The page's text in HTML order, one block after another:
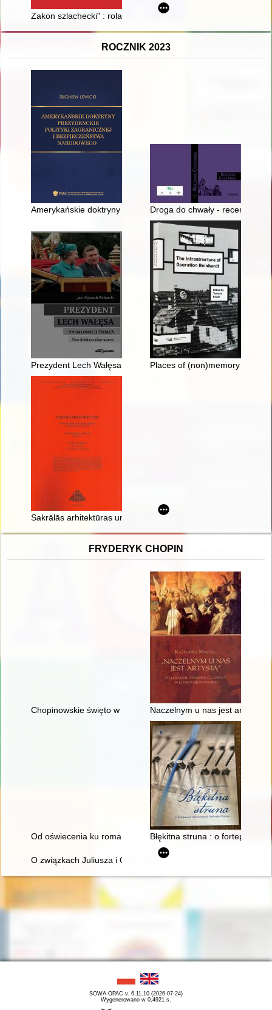
Zakon szlachecki" : rola szlachty podlaskiej w dziejach
ROCZNIK 2023
Amerykańskie doktryny prezydenckie polityki zagranicznej i
Droga do chwały - recenzja]
Prezydent Lech Wałęsa na salonach świata : plusy dodatnie i
Places of (non)memory :
Sakrālās arhitektūras un mākslas mantojums vēsturiskajos -
FRYDERYK CHOPIN
Chopinowskie święto w DusznikachNaczelnym u nas jest artystą".
Od oświecenia ku romantyzmowi i dalej... Autorzy, dzieła,
Błękitna struna : o
O związkach Juliusza i Oskara Kolbergów z Fryderykiem
SOWA OPAC v. 6.11.10 (2026-07-24)
Wygenerowano w 0,4921 s.